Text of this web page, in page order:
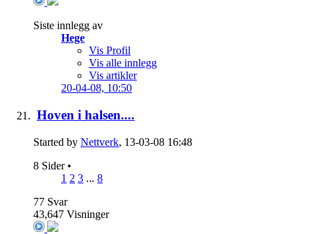
Siste innlegg av
Hege
Vis Profil
Vis alle innlegg
Vis artikler
20-04-08, 10:50
Hoven i halsen....
Started by Nettverk, 13-03-08 16:48
8 Sider •
1 2 3 ... 8
77 Svar
43,647 Visninger